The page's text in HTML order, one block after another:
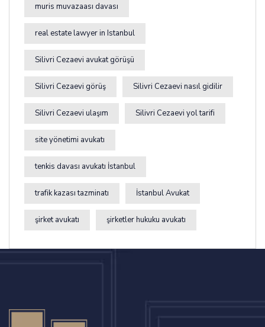
muris muvazaası davası
real estate lawyer in Istanbul
Silivri Cezaevi avukat görüşü
Silivri Cezaevi görüş Silivri Cezaevi nasıl gidilir
Silivri Cezaevi ulaşım Silivri Cezaevi yol tarifi
site yönetimi avukatı
tenkis davası avukatı İstanbul
trafik kazası tazminatı İstanbul Avukat
şirket avukatı şirketler hukuku avukatı